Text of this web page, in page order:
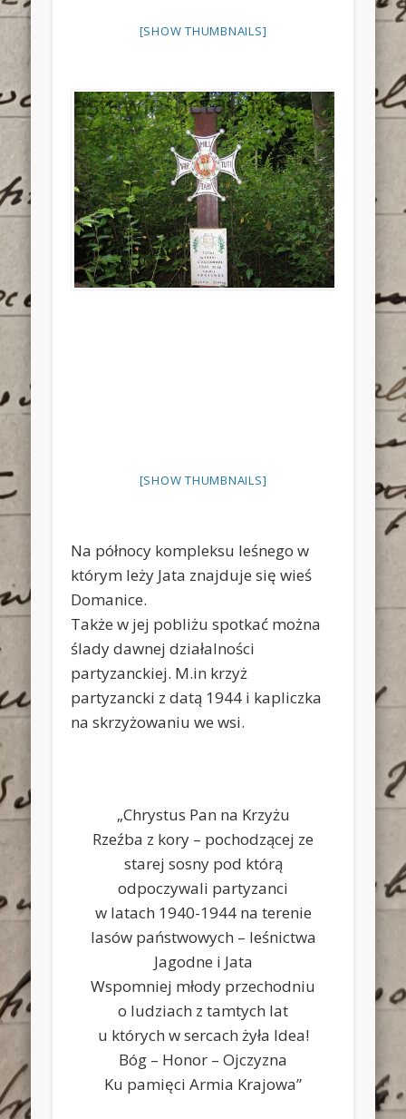
[SHOW THUMBNAILS]
[SHOW THUMBNAILS]
Na północy kompleksu leśnego w
którym leży Jata znajduje się wieś
Domanice.
Także w jej pobliżu spotkać można
ślady dawnej działalności
partyzanckiej. M.in krzyż
partyzancki z datą 1944 i kapliczka
na skrzyżowaniu we wsi.
„Chrystus Pan na Krzyżu
Rzeźba z kory – pochodzącej ze
starej sosny pod którą
odpoczywali partyzanci
w latach 1940-1944 na terenie
lasów państwowych – leśnictwa
Jagodne i Jata
Wspomniej młody przechodniu
o ludziach z tamtych lat
u których w sercach żyła Idea!
Bóg – Honor – Ojczyzna
Ku pamięci Armia Krajowa”